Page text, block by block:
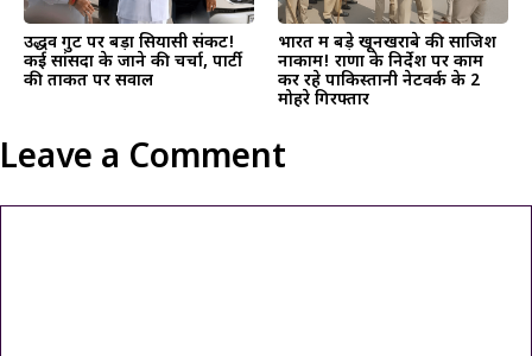
उद्धव गुट पर बड़ा सियासी संकट!
कई सांसदों के जाने की चर्चा, पार्टी
की ताकत पर सवाल
भारत में बड़े खूनखराबे की साजिश
नाकाम! राणा के निर्देश पर काम
कर रहे पाकिस्तानी नेटवर्क के 2
मोहरे गिरफ्तार
Leave a Comment